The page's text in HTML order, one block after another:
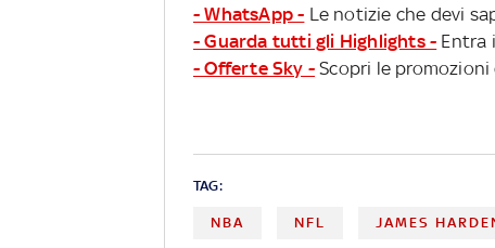
- WhatsApp - Le notizie che devi
- Guarda tutti gli Highlights - Entra
- Offerte Sky - Scopri le
TAG:
NBA NFL JAMES